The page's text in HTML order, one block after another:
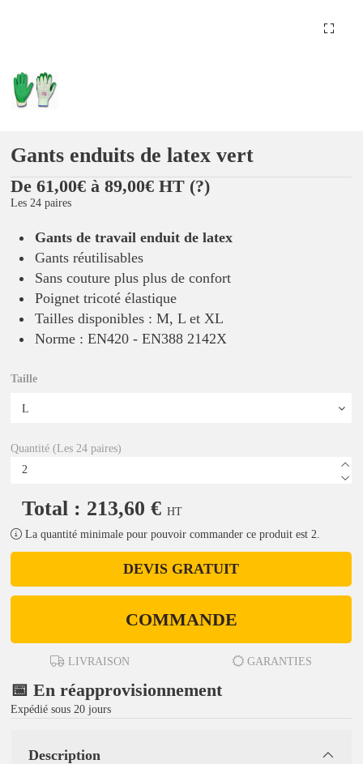
Gants enduits de latex vert
De 61,00€ à 89,00€ HT (?)
Les 24 paires
Gants de travail enduit de latex
Gants réutilisables
Sans couture plus plus de confort
Poignet tricoté élastique
Tailles disponibles : M, L et XL
Norme : EN420 - EN388 2142X
Taille
Quantité (Les 24 paires)
Total : 213,60 € HT
La quantité minimale pour pouvoir commander ce produit est 2.
DEVIS GRATUIT
COMMANDE
LIVRAISON GARANTIES
📅 En réapprovisionnement
Expédié sous 20 jours
Description